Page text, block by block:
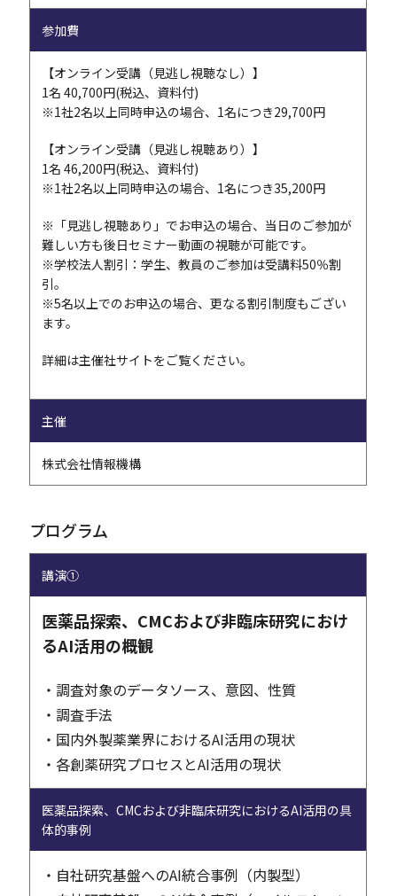
参加費
【オンライン受講（見逃し視聴なし）】
1名 40,700円(税込、資料付)
※1社2名以上同時申込の場合、1名につき29,700円
【オンライン受講（見逃し視聴あり）】
1名 46,200円(税込、資料付)
※1社2名以上同時申込の場合、1名につき35,200円
※「見逃し視聴あり」でお申込の場合、当日のご参加が
難しい方も後日セミナー動画の視聴が可能です。
※学校法人割引：学生、教員のご参加は受講料50％割
引。
※5名以上でのお申込の場合、更なる割引制度もござい
ます。
詳細は主催社サイトをご覧ください。
主催
株式会社情報機構
プログラム
講演①
医薬品探索、CMCおよび非臨床研究におけ
るAI活用の概観
・調査対象のデータソース、意図、性質
・調査手法
・国内外製薬業界におけるAI活用の現状
・各創薬研究プロセスとAI活用の現状
医薬品探索、CMCおよび非臨床研究におけるAI活用の具
体的事例
・自社研究基盤へのAI統合事例（内製型）